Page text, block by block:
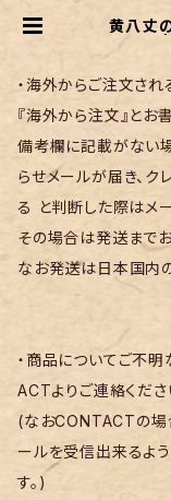
黄八丈
・海外からご注文さ
『海外から注文』とお
備考欄に記載がない
らせメールが届き、
る と判断した際はメ
その場合は発送まで
なお発送は日本国内の
・商品についてご不明
ACTよりご連絡くださ
(なおCONTACTの
ールを受信出来るよ
す。)